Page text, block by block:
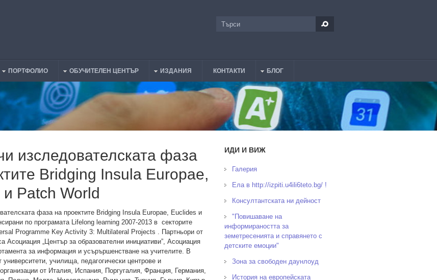
Търси
ПОРТФОЛИО ОБУЧИТЕЛЕН ЦЕНТЪР ИЗДАНИЯ КОНТАКТИ БЛОГ
изследователската фаза
Bridging Insula Europae,
Patch World
фаза на проектите Bridging Insula Europae, Euclides и
по програмата Lifelong learning 2007-2013 в секторите
Programme Key Activity 3: Multilateral Projects . Партньори от
Асоциация „Център за образователни инициативи”, Асоциация
за информация и усърършенстване на учителите. В
университети, училища, педагогически центрове и
от Италия, Испания, Поргугалия, Франция, Германия,
ИДИ И ВИЖ
Галерия
Ела в http://izpiti.u4ili6teto.bg/ !
Консултантската ни дейност
"Повишаване на
информираността за
земетресенията и справянето с
детските емоции"
Зона за свободен даунлоуд
История на европейската